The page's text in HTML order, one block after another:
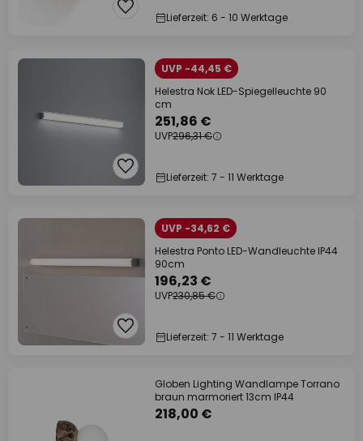
Lieferzeit: 6 - 10 Werktage
UVP -44,45 €
Helestra Nok LED-Spiegelleuchte 90
cm
251,86 €
UVP296,31 €
Lieferzeit: 7 - 11 Werktage
UVP -34,62 €
Helestra Ponto LED-Wandleuchte IP44
90cm
196,23 €
UVP230,85 €
Lieferzeit: 7 - 11 Werktage
Globen Lighting Wandlampe Torrano
braun marmoriert 13cm IP44
218,00 €